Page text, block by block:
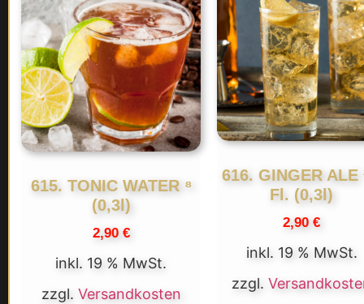
615. TONIC WATER ⁸
(0,3l)
2,90 €
inkl. 19 % MwSt.
zzgl. Versandkosten
616. GINGER ALE
Fl. (0,3l)
2,90€
inkl. 19 % MwSt.
zzgl.